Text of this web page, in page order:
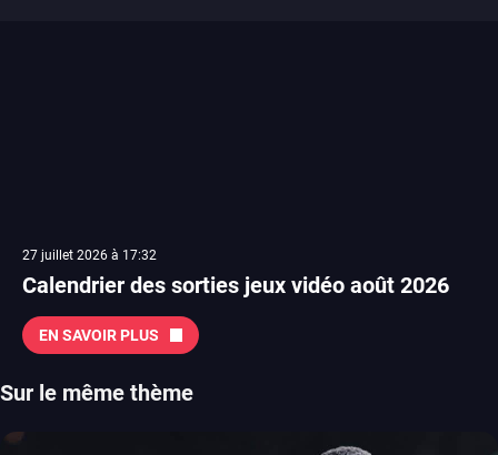
27 juillet 2026 à 17:32
Calendrier des sorties jeux vidéo août 2026
EN SAVOIR PLUS
Sur le même thème